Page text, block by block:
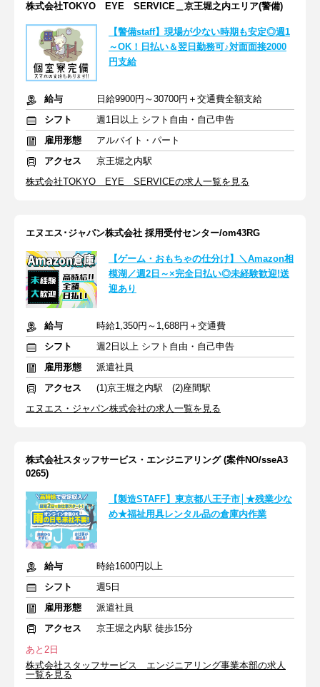
株式会社TOKYO EYE SERVICE＿京王堀之内エリア(警備)
【警備staff】現場が少ない時期も安定◎週1
～OK！日払い＆翌日勤務可♪対面面接2000
円支給
給与
日給9900円～30700円＋交通費全額支給
シフト
週1日以上 シフト自由・自己申告
雇用形態
アルバイト・パート
アクセス
京王堀之内駅
株式会社TOKYO EYE SERVICEの求人一覧を見る
エヌエス･ジャパン株式会社 採用受付センター/om43RG
【ゲーム・おもちゃの仕分け】＼Amazon相
模湖／週2日～×完全日払い◎未経験歓迎!送
迎あり
給与
時給1,350円～1,688円＋交通費
シフト
週2日以上 シフト自由・自己申告
雇用形態
派遣社員
アクセス
(1)京王堀之内駅 (2)座間駅
エヌエス・ジャパン株式会社の求人一覧を見る
株式会社スタッフサービス・エンジニアリング (案件NO/sseA3
0265)
【製造STAFF】東京都八王子市│★残業少な
め★福祉用具レンタル品の倉庫内作業
給与
時給1600円以上
シフト
週5日
雇用形態
派遣社員
アクセス
京王堀之内駅 徒歩15分
あと2日
株式会社スタッフサービス エンジニアリング事業本部の求人
一覧を見る